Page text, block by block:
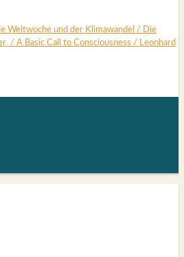
Welt­wo­che und der Kli­ma­wan­del / Die
/ A Basic Call to Con­scious­ness / Leon­hard